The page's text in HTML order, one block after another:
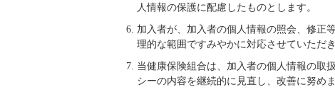
人情報の保護に配慮したものとします。
加入者が、加入者の個人情報の照会、修正
理的な範囲ですみやかに対応させていただき
当健康保険組合は、加入者の個人情報の取
シーの内容を継続的に見直し、改善に努めま